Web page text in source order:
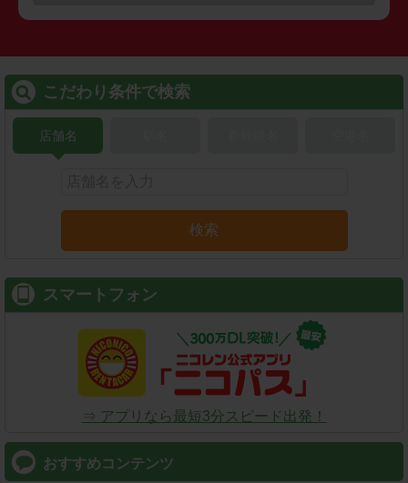
こだわり条件で検索
店舗名
検索
スマートフォン
⇒ アプリなら最短3分スピード出発！
おすすめコンテンツ